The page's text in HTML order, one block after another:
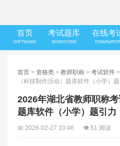
首页
SOFTWARE
考试题库
BOOKSTORE
在线考
EXAMINATION
首页 > 资格类 > 教师职称 > 考试软件
（科技制作活动）题库软件（小学）
2026年湖北省教师职称考
题库软件（小学）题引力
📅 2026-02-27 10:46 👁 51 阅读